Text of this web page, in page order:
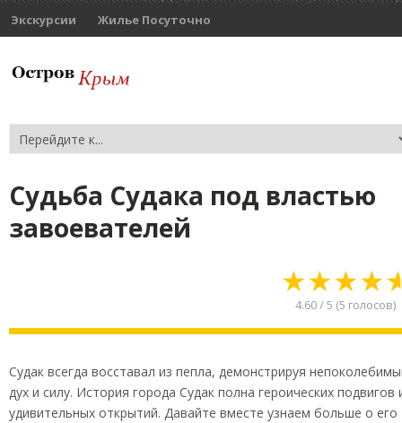
Экскурсии Жилье Посуточно
Судьба Судака под властью
завоевателей
★★★★
4.60/5 (5 голосов)
Судак всегда восставал из пепла, демонстрируя
дух и силу. История города Судак полна героических подвигов
удивительных открытий. Давайте вместе узнаем больше о его